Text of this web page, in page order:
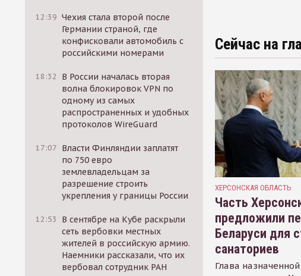
12:39 Чехия стала второй после
Германии страной, где
конфисковали автомобиль с
российскими номерами
18:32
В России началась вторая
волна блокировок VPN по
одному из самых
распространенных и удобных
протоколов WireGuard
17:07 Власти Финляндии заплатят
по 750 евро
землевладельцам за
разрешение строить
укрепления у границы России
12:53
В сентябре на Кубе раскрыли
сеть вербовки местных
жителей в российскую армию.
Наемники рассказали, что их
вербовал сотрудник РАН
Сейчас на
ХЕРСОНСКАЯ ОБЛАСТЬ
Часть
предложили
Беларуси для
санаториев
Глава